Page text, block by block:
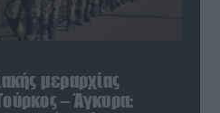
μεραρχίας
– Άγκυρα: